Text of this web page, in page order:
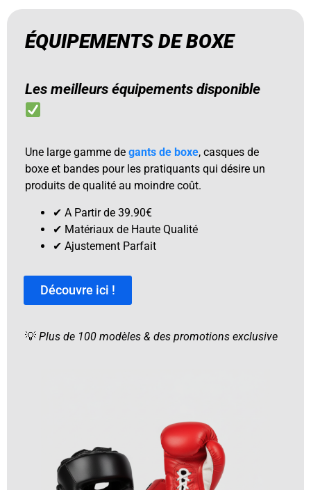
ÉQUIPEMENTS DE BOXE
Les meilleurs équipements disponible
Une large gamme de gants de boxe, casques de
boxe et bandes pour les pratiquants qui désire un
produits de qualité au moindre coût.
✔︎ A Partir de 39.90€
✔︎ Matériaux de Haute Qualité
✔︎ Ajustement Parfait
Découvre ici !
💡 Plus de 100 modèles & des promotions exclusive